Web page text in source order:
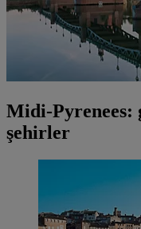
Midi-Pyrenees:
şehirler